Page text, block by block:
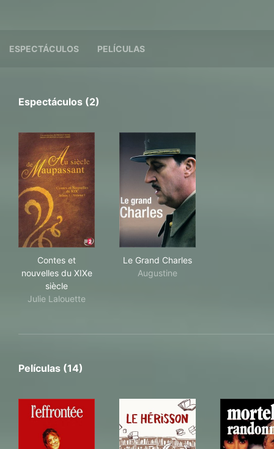
ESPECTÁCULOS PELÍCULAS
Espectáculos (2)
Contes et
nouvelles du XIXe
siècle
Julie Lalouette
Le Grand Charles
Augustine
Películas (14)